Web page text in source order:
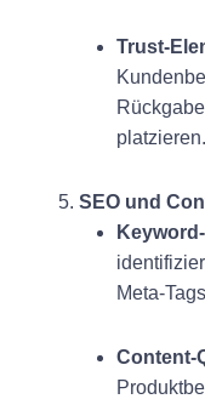
Trust-
platzieren.
5. SEO und
Meta-
Content-